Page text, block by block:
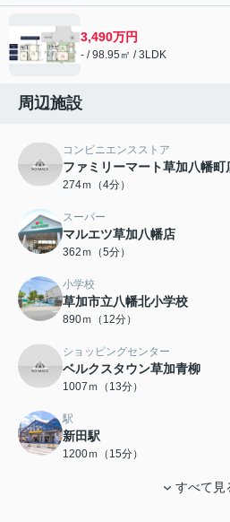
3,490万円
- / 98.95㎡ / 3LDK
周辺施設
コンビニエンスストア
ファミリーマート草加八幡町
274ｍ（4分）
スーパー
マルエツ草加八幡店
362ｍ（5分）
小学校
草加市立八幡北小学校
890ｍ（12分）
ショッピングセンター
ベルクスタウン草加青柳
1007ｍ（13分）
駅
新田駅
1200ｍ（15分）
すべて見